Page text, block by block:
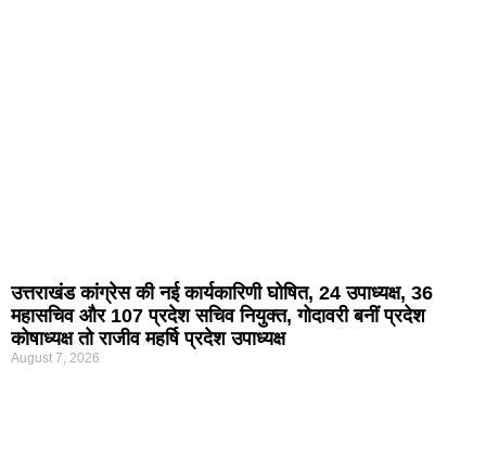
उत्तराखंड कांग्रेस की नई कार्यकारिणी घोषित, 24 उपाध्यक्ष, 36
महासचिव और 107 प्रदेश सचिव नियुक्त, गोदावरी बनीं प्रदेश
कोषाध्यक्ष तो राजीव महर्षि प्रदेश उपाध्यक्ष
August 7, 2026